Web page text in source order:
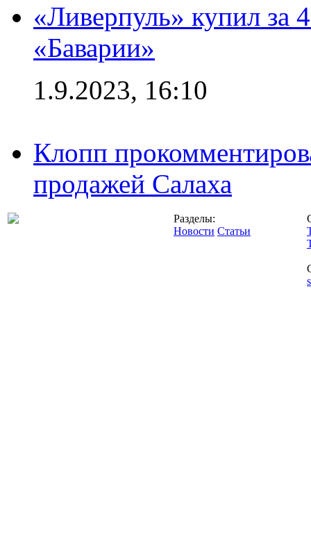
«Ливерпуль» купил за
«Баварии»
1.9.2023, 16:10
Клопп
продажей Салаха
Разделы:
Новости Статьи